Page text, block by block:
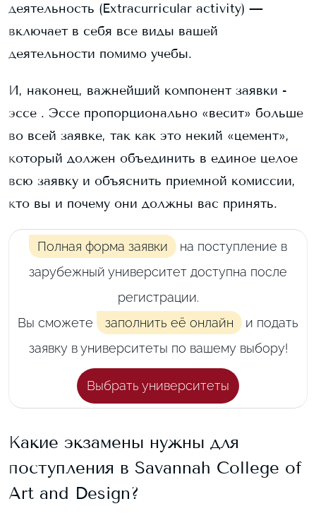
деятельность (Extracurricular activity) —
включает в себя все виды вашей
деятельности помимо учебы.
И, наконец, важнейший компонент заявки -
эссе . Эссе пропорционально «весит» больше
во всей заявке, так как это некий «цемент»,
который должен объединить в единое целое
всю заявку и объяснить приемной комиссии,
кто вы и почему они должны вас принять.
Полная форма заявки
на поступление в
зарубежный университет доступна после
регистрации.
Вы сможете
заполнить её онлайн
и подать
заявку в университеты по вашему выбору!
Выбрать университеты
Какие экзамены нужны для
поступления в Savannah College of
Art and Design?